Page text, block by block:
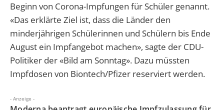
Beginn von Corona-Impfungen für Schüler genannt.
«Das erklärte Ziel ist, dass die Länder den
minderjährigen Schülerinnen und Schülern bis Ende
August ein Impfangebot machen», sagte der CDU-
Politiker der «Bild am Sonntag». Dazu müssten
Impfdosen von Biontech/Pfizer reserviert werden.
- Anzeige -